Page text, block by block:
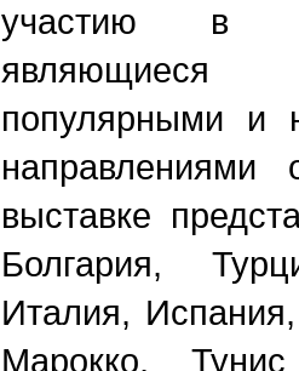
участию в
популярными и
выставке
Болгария,
Италия,
Марокко,